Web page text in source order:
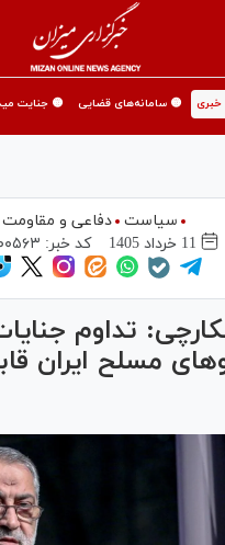
خبری 🟡 سامانه‌های قضایی 🟡 جنایت
سیاست
دفاعی و مقاومت
11 خرداد 1405 کد خبر:
تداوم
مسلح ایران